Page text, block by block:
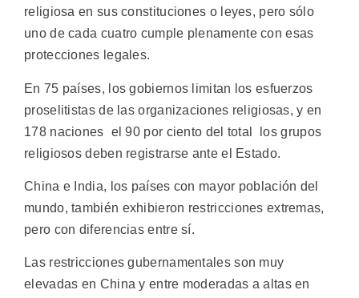
religiosa en sus constituciones o leyes, pero sólo
uno de cada cuatro cumple plenamente con esas
protecciones legales.
En 75 países, los gobiernos limitan los esfuerzos
proselitistas de las organizaciones religiosas, y en
178 naciones  el 90 por ciento del total  los grupos
religiosos deben registrarse ante el Estado.
China e India, los países con mayor población del
mundo, también exhibieron restricciones extremas,
pero con diferencias entre sí.
Las restricciones gubernamentales son muy
elevadas en China y entre moderadas a altas en